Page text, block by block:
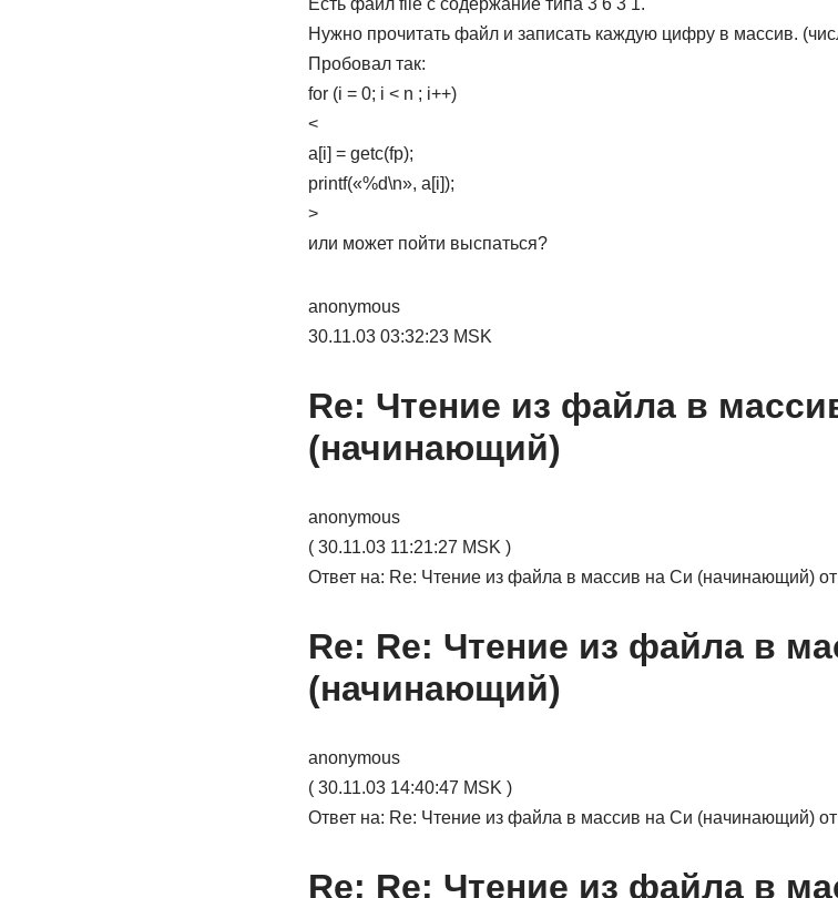
Есть файл file с содержание типа 3 6 3 1.
Нужно прочитать файл и записать каждую цифру в массив.
Пробовал так:
for (i = 0; i < n ; i++)
<
a[i] = getc(fp);
printf(«%d\n», a[i]);
>
или может пойти выспаться?
anonymous
30.11.03 03:32:23 MSK
Re: Чтение из файла в
(начинающий)
anonymous
( 30.11.03 11:21:27 MSK )
Ответ на: Re: Чтение из файла в массив на Си (начинающий)
Re: Re: Чтение из файла в
(начинающий)
anonymous
( 30.11.03 14:40:47 MSK )
Ответ на: Re: Чтение из файла в массив на Си (начинающий)
Re: Re: Чтение из файла в